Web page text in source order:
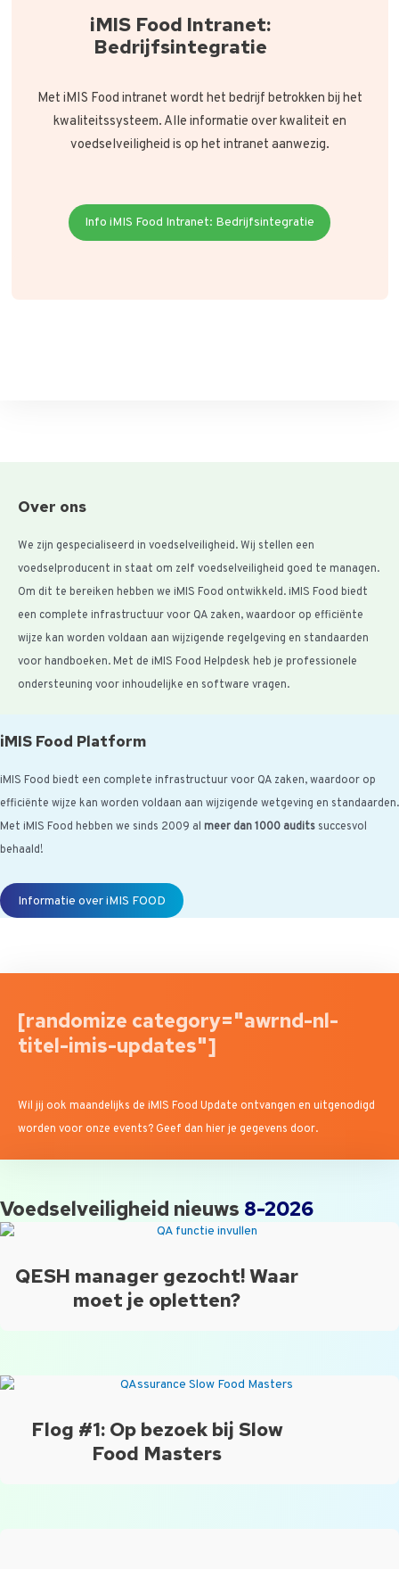
iMIS Food Intranet:
Bedrijfsintegratie
Met iMIS Food intranet wordt het bedrijf betrokken bij het
kwaliteitssysteem. Alle informatie over kwaliteit en
voedselveiligheid is op het intranet aanwezig.
Info iMIS Food Intranet: Bedrijfsintegratie
Over ons
We zijn gespecialiseerd in voedselveiligheid. Wij stellen een
voedselproducent in staat om zelf voedselveiligheid goed te managen.
Om dit te bereiken hebben we iMIS Food ontwikkeld. iMIS Food biedt
een complete infrastructuur voor QA zaken, waardoor op efficiënte
wijze kan worden voldaan aan wijzigende regelgeving en standaarden
voor handboeken. Met de iMIS Food Helpdesk heb je professionele
ondersteuning voor inhoudelijke en software vragen.
iMIS Food Platform
iMIS Food biedt een complete infrastructuur voor QA zaken, waardoor op
efficiënte wijze kan worden voldaan aan wijzigende wetgeving en standaarden.
Met iMIS Food hebben we sinds 2009 al meer dan 1000 audits succesvol
behaald!
Informatie over iMIS FOOD
[randomize category="awrnd-nl-
titel-imis-updates"]
Wil jij ook maandelijks de iMIS Food Update ontvangen en uitgenodigd
worden voor onze events? Geef dan hier je gegevens door.
Voedselveiligheid nieuws 8-2026
QESH manager gezocht! Waar
moet je opletten?
Flog #1: Op bezoek bij Slow
Food Masters